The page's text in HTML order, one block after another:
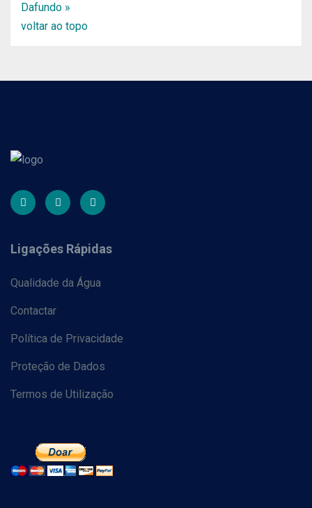
Dafundo »
voltar ao topo
Ligações Rápidas
Qualidade da Água
Contactar
Política de Privacidade
Proteção de Dados
Termos de Utilização